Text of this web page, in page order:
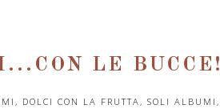
LE BUCCE!
, DOLCI CON LA FRUTTA , SOLI ALBUMI ,